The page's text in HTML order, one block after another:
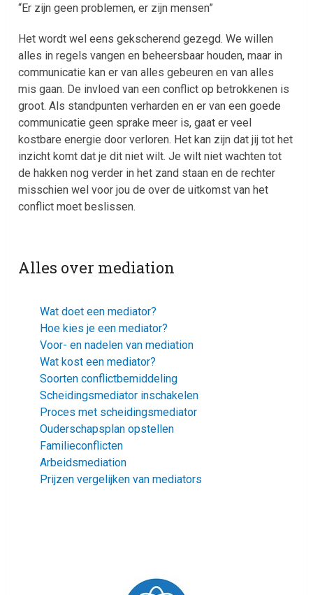
“Er zijn geen problemen, er zijn mensen”
Het wordt wel eens gekscherend gezegd. We willen
alles in regels vangen en beheersbaar houden, maar in
communicatie kan er van alles gebeuren en van alles
mis gaan. De invloed van een conflict op betrokkenen is
groot. Als standpunten verharden en er van een goede
communicatie geen sprake meer is, gaat er veel
kostbare energie door verloren. Het kan zijn dat jij tot het
inzicht komt dat je dit niet wilt. Je wilt niet wachten tot
de hakken nog verder in het zand staan en de rechter
misschien wel voor jou de over de uitkomst van het
conflict moet beslissen.
Alles over mediation
Wat doet een mediator?
Hoe kies je een mediator?
Voor- en nadelen van mediation
Wat kost een mediator?
Soorten conflictbemiddeling
Scheidingsmediator inschakelen
Proces met scheidingsmediator
Ouderschapsplan opstellen
Familieconflicten
Arbeidsmediation
Prijzen vergelijken van mediators